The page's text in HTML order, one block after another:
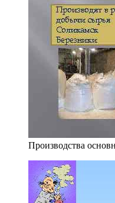
Производства